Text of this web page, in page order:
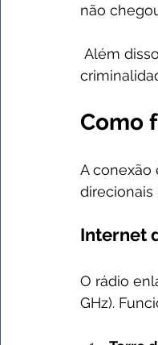
não
Como
A conexão
direcionais
Internet
O rádio
GHz).